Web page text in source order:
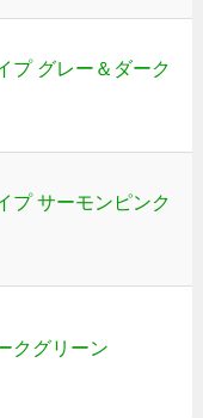
プ グレー＆ダーク
プ サーモンピンク
クグリーン